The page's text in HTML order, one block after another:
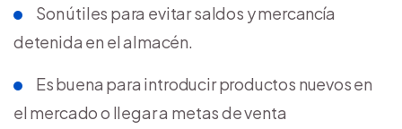
Son útiles para evitar saldos y mercancía
detenida en el almacén.
Es buena para introducir productos nuevos en
el mercado o llegar a metas de venta